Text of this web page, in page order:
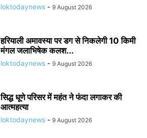
loktodaynews - 9 August 2026
हरियाली अमावस्या पर डग से निकलेगी 10 किमी
मंगल जलाभिषेक कलश...
loktodaynews - 9 August 2026
सिद्ध धूणे परिसर में महंत ने फंदा लगाकर की
आत्महत्या
loktodaynews - 9 August 2026